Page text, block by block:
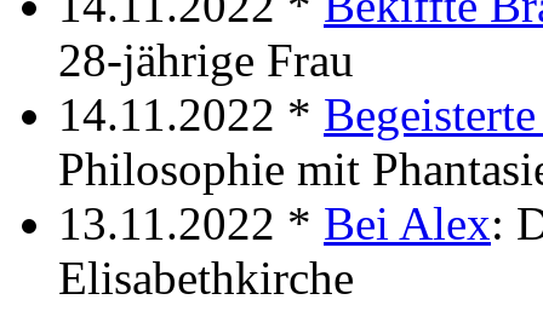
28-jährige Frau
14.11.2022 *
Philosophie mit
13.11.2022 * Bei Alex:
Elisabethkirche